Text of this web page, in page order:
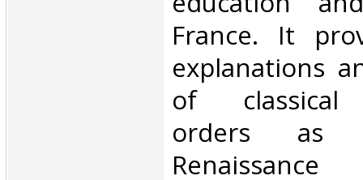
France. It
explanations
of classical
orders as